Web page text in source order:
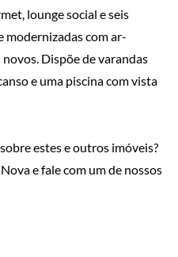
lounge social e seis
com ar-
Dispõe de varandas
e uma piscina com vista
estes e outros imóveis?
e fale com um de nossos